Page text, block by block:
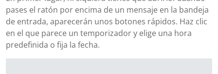
pases el ratón por encima de un mensaje en la bandeja
de entrada, aparecerán unos botones rápidos. Haz clic
en el que parece un temporizador y elige una hora
predefinida o fija la fecha.